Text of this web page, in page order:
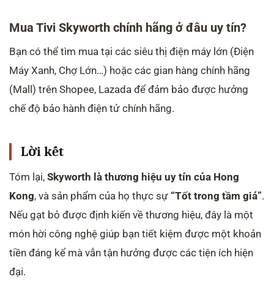
Mua Tivi Skyworth chính hãng ở đâu uy tín?
Bạn có thể tìm mua tại các siêu thị điện máy lớn (Điện
Máy Xanh, Chợ Lớn…) hoặc các gian hàng chính hãng
(Mall) trên Shopee, Lazada để đảm bảo được hưởng
chế độ bảo hành điện tử chính hãng.
Lời kết
Tóm lại, Skyworth là thương hiệu uy tín của Hong
Kong, và sản phẩm của họ thực sự “Tốt trong tầm giá”.
Nếu gạt bỏ được định kiến về thương hiệu, đây là một
món hời công nghệ giúp bạn tiết kiệm được một khoản
tiền đáng kể mà vẫn tận hưởng được các tiện ích hiện
đại.